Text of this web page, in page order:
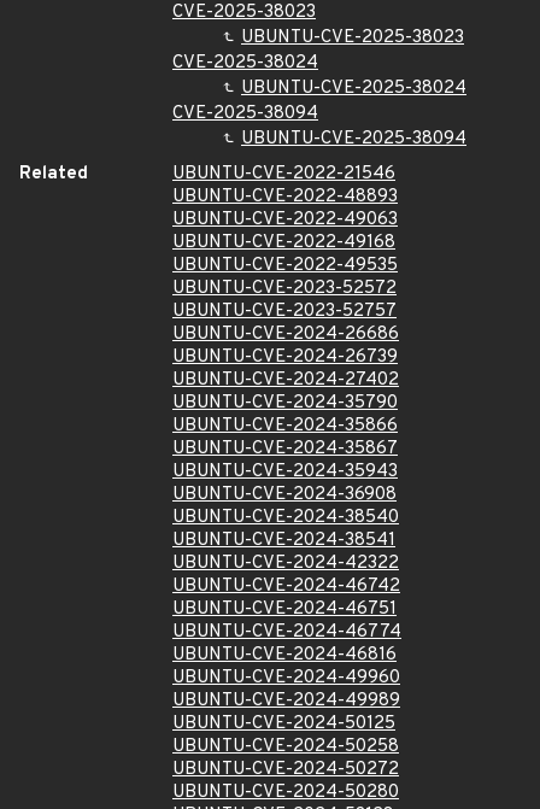
CVE-2025-38023
UBUNTU-CVE-2025-38023
CVE-2025-38024
UBUNTU-CVE-2025-38024
CVE-2025-38094
UBUNTU-CVE-2025-38094
Related
UBUNTU-CVE-2022-21546
UBUNTU-CVE-2022-48893
UBUNTU-CVE-2022-49063
UBUNTU-CVE-2022-49168
UBUNTU-CVE-2022-49535
UBUNTU-CVE-2023-52572
UBUNTU-CVE-2023-52757
UBUNTU-CVE-2024-26686
UBUNTU-CVE-2024-26739
UBUNTU-CVE-2024-27402
UBUNTU-CVE-2024-35790
UBUNTU-CVE-2024-35866
UBUNTU-CVE-2024-35867
UBUNTU-CVE-2024-35943
UBUNTU-CVE-2024-36908
UBUNTU-CVE-2024-38540
UBUNTU-CVE-2024-38541
UBUNTU-CVE-2024-42322
UBUNTU-CVE-2024-46742
UBUNTU-CVE-2024-46751
UBUNTU-CVE-2024-46774
UBUNTU-CVE-2024-46816
UBUNTU-CVE-2024-49960
UBUNTU-CVE-2024-49989
UBUNTU-CVE-2024-50125
UBUNTU-CVE-2024-50258
UBUNTU-CVE-2024-50272
UBUNTU-CVE-2024-50280